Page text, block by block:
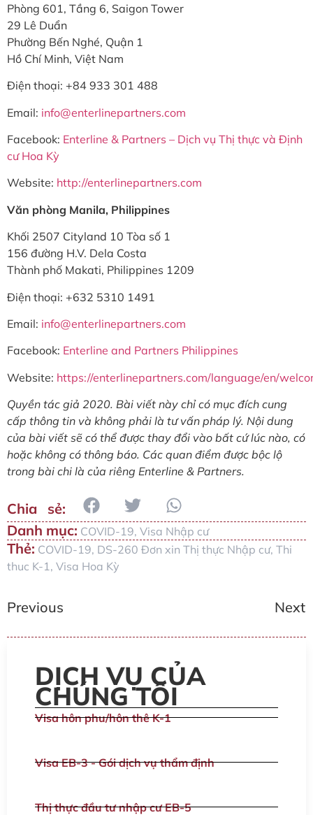
Phòng 601, Tầng 6, Saigon Tower
29 Lê Duẩn
Phường Bến Nghé, Quận 1
Hồ Chí Minh, Việt Nam
Điện thoại: +84 933 301 488
Email: info@enterlinepartners.com
Facebook: Enterline & Partners – Dịch vụ Thị thực và Định
cư Hoa Kỳ
Website: http://enterlinepartners.com
Văn phòng Manila, Philippines
Khối 2507 Cityland 10 Tòa số 1
156 đường H.V. Dela Costa
Thành phố Makati, Philippines 1209
Điện thoại: +632 5310 1491
Email: info@enterlinepartners.com
Facebook: Enterline and Partners Philippines
Website: https://enterlinepartners.com/language/en/
Quyền tác giả 2020. Bài viết này chỉ có mục đích cung
cấp thông tin và không phải là tư vấn pháp lý. Nội dung
của bài viết sẽ có thể được thay đổi vào bất cứ lúc nào, có
hoặc không có thông báo. Các quan điểm được bộc lộ
trong bài chi là của riêng Enterline & Partners.
Danh mục: COVID-19, Visa Nhập cư
Thẻ: COVID-19, DS-260 Đơn xin Thị thực Nhập cư, Thi
thuc K-1 , Visa Hoa Kỳ
Previous Next
DỊCH VỤ CỦA
CHÚNG TÔI
Visa hôn phu/hôn thê K-1
Visa EB-3 - Gói dịch vụ thẩm định
Thị thực đầu tư nhập cư EB-5